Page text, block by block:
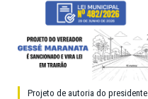
Projeto de autoria do presidente